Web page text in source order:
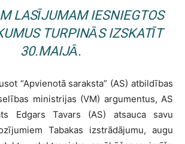
LASĪJUMAM IESNIEGTOS
TURPINĀS IZSKATĪT
30.MAIJĀ.
“Apvienotā saraksta” (AS) atbildības
ministrijas (VM) argumentus, AS
Edgars Tavars (AS) atsauca savu
Tabakas izstrādājumu, augu